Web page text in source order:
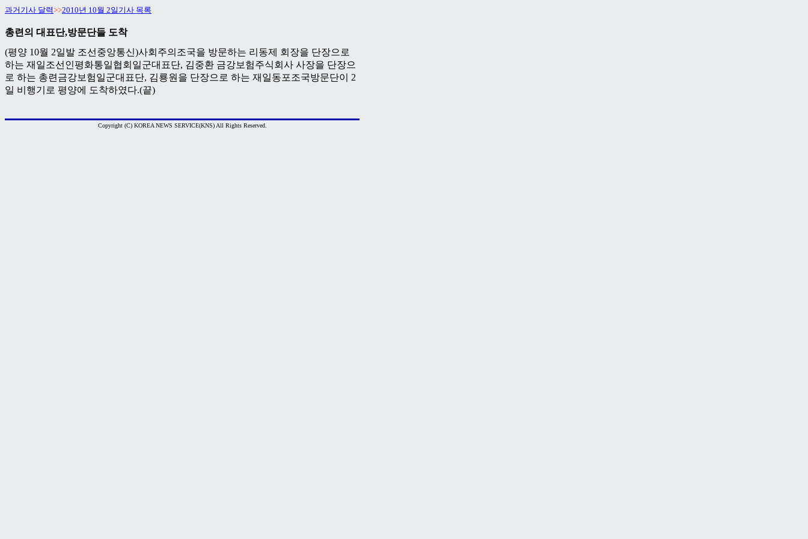
과거기사 달력>>2010년 10월 2일기사 목록
총련의 대표단,방문단들 도착
(평양 10월 2일발 조선중앙통신)사회주의조국을 방문하는 리동제 회장을 단장으로
하는 재일조선인평화통일협회일군대표단, 김중환 금강보험주식회사 사장을 단장으
로 하는 총련금강보험일군대표단, 김룡원을 단장으로 하는 재일동포조국방문단이 2
일 비행기로 평양에 도착하였다.(끝)
Copyright (C) KOREA NEWS SERVICE(KNS) All Rights Reserved.